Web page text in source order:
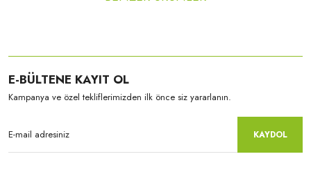
E-BÜLTENE KAYIT OL
Kampanya ve özel tekliflerimizden ilk önce siz yararlanın.
KAYDOL